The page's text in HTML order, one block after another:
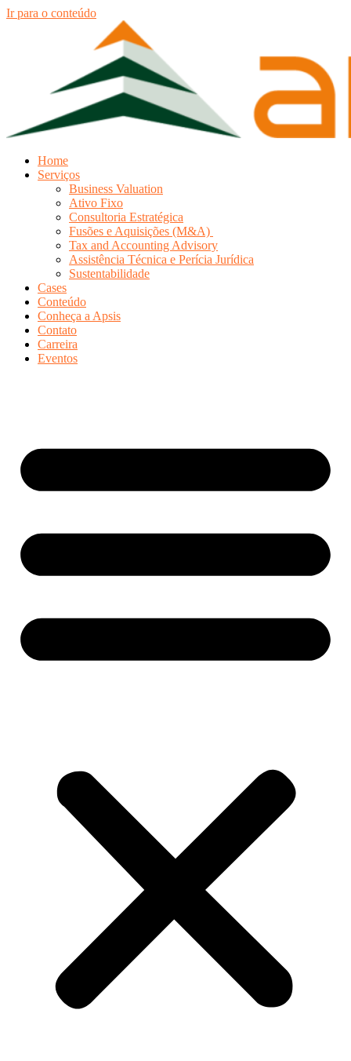
Ir para o conteúdo
Home
Serviços
Business Valuation
Ativo Fixo
Consultoria Estratégica
Fusões e Aquisições (M&A)
Tax and Accounting Advisory
Assistência Técnica e Perícia Jurídica
Sustentabilidade
Cases
Conteúdo
Conheça a Apsis
Contato
Carreira
Eventos